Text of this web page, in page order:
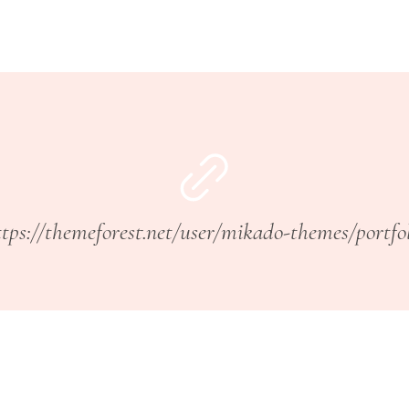
themeforest.net/user/mikado-themes/